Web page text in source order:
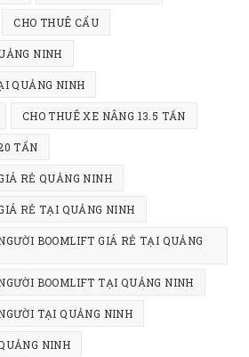
CHO THUÊ CẨU
NINH
QUẢNG NINH
CHO THUÊ XE NÂNG 13.5 TẤN
TẤN
RẺ QUẢNG NINH
RẺ TẠI QUẢNG NINH
BOOMLIFT GIÁ RẺ TẠI QUẢNG
BOOMLIFT TẠI QUẢNG NINH
TẠI QUẢNG NINH
NINH